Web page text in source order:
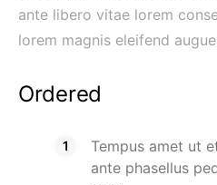
ante libero vitae lorem
lorem magnis eleifend
Ordered
Tempus amet ut
ante phasellus